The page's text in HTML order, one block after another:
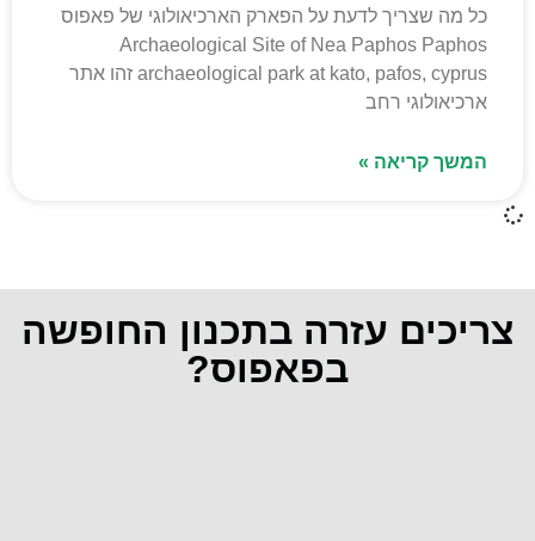
כל מה שצריך לדעת על הפארק הארכיאולוגי של פאפוס
Archaeological Site of Nea Paphos Paphos
archaeological park at kato, pafos, cyprus זהו אתר
ארכיאולוגי רחב
המשך קריאה »
צריכים עזרה בתכנון החופשה
בפאפוס?